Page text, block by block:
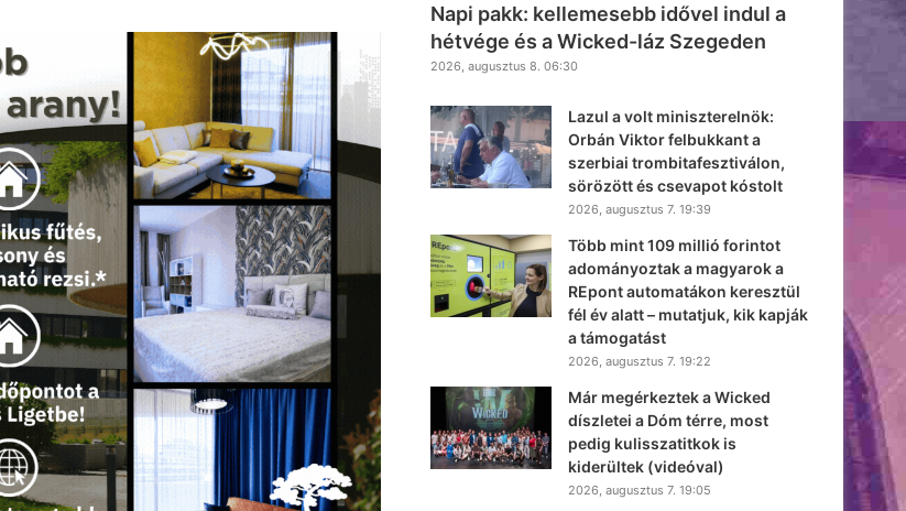
Napi pakk: kellemesebb idővel indul a
hétvége és a Wicked-láz Szegeden
2026, augusztus 8. 06:30
Lazul a volt miniszterelnök:
Orbán Viktor felbukkant a
szerbiai trombitafesztiválon,
sörözött és csevapot kóstolt
2026, augusztus 7. 19:39
Több mint 109 millió forintot
adományoztak a magyarok a
REpont automatákon keresztül
fél év alatt – mutatjuk, kik kapják
a támogatást
2026, augusztus 7. 19:22
Már megérkeztek a Wicked
díszletei a Dóm térre, most
pedig kulisszatitkok is
kiderültek (videóval)
2026, augusztus 7. 19:05